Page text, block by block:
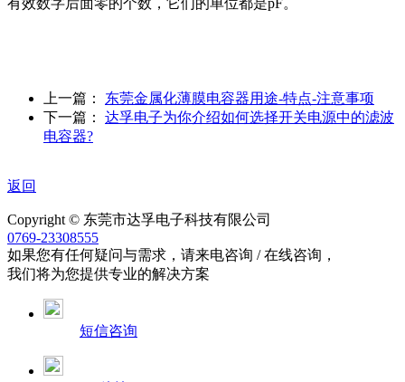
上一篇： 东莞金属化薄膜电容器用途-特点-注意事项
下一篇： 达孚电子为你介绍如何选择开关电源中的滤波
电容器?
返回
Copyright © 东莞市达孚电子科技有限公司
0769-23308555
如果您有任何疑问与需求，请来电咨询 / 在线咨询，
我们将为您提供专业的解决方案
短信咨询